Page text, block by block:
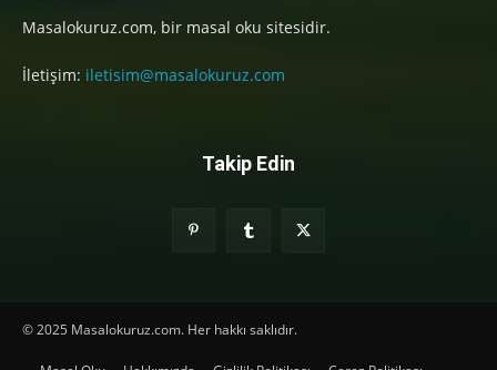
Masalokuruz.com, bir masal oku sitesidir.
İletişim: iletisim@masalokuruz.com
Takip Edin
© 2025 Masalokuruz.com. Her hakkı saklıdır.